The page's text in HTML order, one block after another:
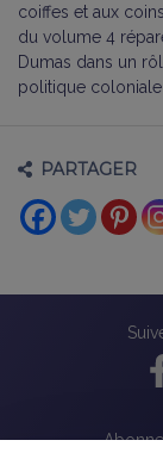
coiffes et aux
du volume 4
Dumas dans un
politique coloniale
PARTAGER